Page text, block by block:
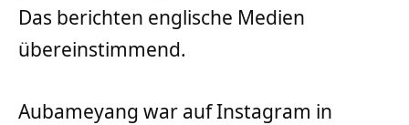
Das berichten englische Medien
übereinstimmend.
Aubameyang war auf Instagram in